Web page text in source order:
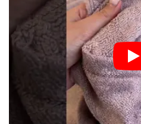
Pri Bubufabrics vemo, da vsak
Zato vam ponujamo:
SPA frotir: Gosta in puhasta
odtenkih (kot so terracotta,
izdelavo luksuznih brisač,
turbanov za lase.
Velvet Bamboo (Bambusov